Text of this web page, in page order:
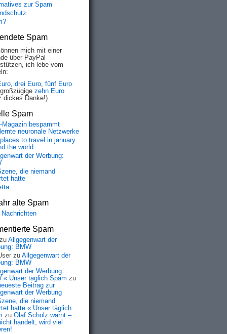
zur Spam
Spam
mich mit einer
über PayPal
ich lebe vom
, drei Euro, fünf Euro
zehn Euro
dickes Danke!)
Spam
Magazin bespammt
neuronale Netzwerke
to travel in january
the world
der Werbung:
die niemand
hatte
alte Spam
Nachrichten
Spam
zu Allgegenwart der
BMW
zu Allgegenwart der
BMW
der Werbung:
« Unser täglich Spam zu
Beitrag zur
der Werbung
die niemand
hatte « Unser täglich
zu Olaf Scholz warnt –
handelt, wird viel